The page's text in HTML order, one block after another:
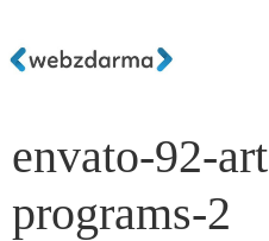
envato-92-
programs-2